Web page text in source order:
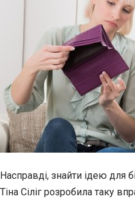
Насправді, знайти ідею для
Тіна Сіліг розробила таку